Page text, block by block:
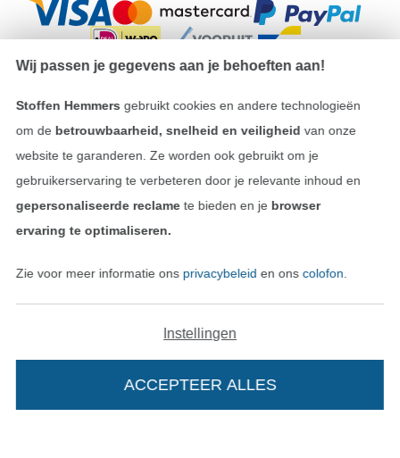
Onze transporteurs
Colofon
Algemene voorwaarden
Recht op retournering
Wissel naar de Duitse shop
Wij passen je gegevens aan je behoeften aan!
Stoffen Hemmers gebruikt cookies en andere technologieën
om de betrouwbaarheid, snelheid en veiligheid van onze
website te garanderen. Ze worden ook gebruikt om je
gebruikerservaring te verbeteren door je relevante inhoud en
gepersonaliseerde reclamete bieden en je browser
ervaring te optimaliseren.
Zie voor meer informatie ons privacybeleid en ons colofon
Instellingen
ACCEPTEER ALLES